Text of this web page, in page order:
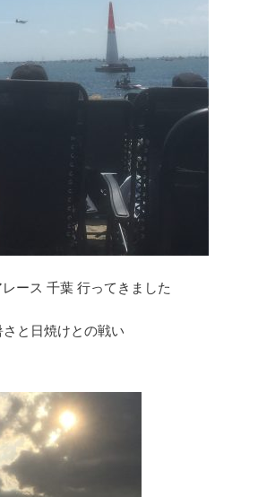
ース 千葉 行ってきました
さと日焼けとの戦い